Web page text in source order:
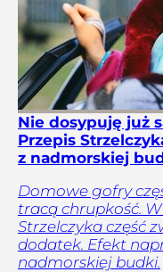
Nie dosypuję już
Przepis
z nadmorskiej
Domowe gofry
tracą chrupkość.
Strzelczyka część
dodatek. Efekt
nadmorskiej budki.